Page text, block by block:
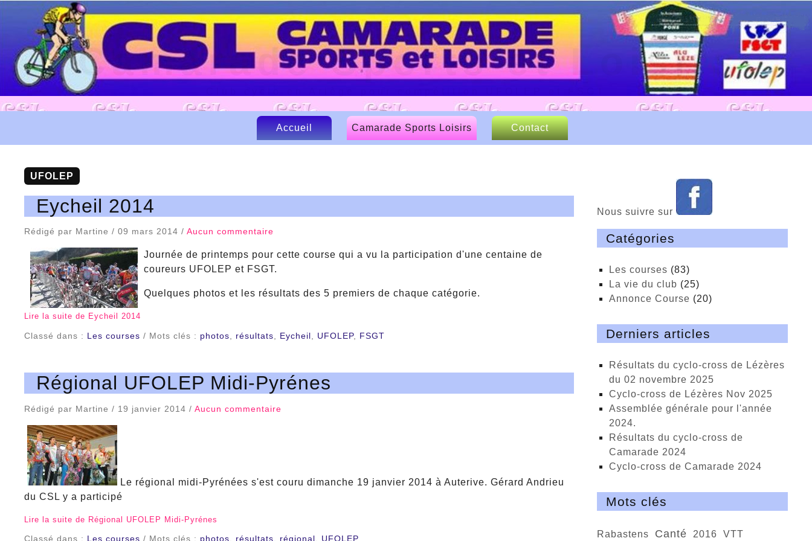
Camarade Sports et Loisirs
Accueil
Camarade Sports Loisirs
Le CSL
Contact
UFOLEP
Eycheil 2014
Rédigé par Martine / 09 mars 2014 / Aucun commentaire
Journée de printemps pour cette course qui a vu la participation d'une centaine de
coureurs UFOLEP et FSGT.
Quelques photos et les résultats des 5 premiers de chaque catégorie.
Lire la suite de Eycheil 2014
Classé dans : Les courses / Mots clés : photos résultats Eycheil UFOLEP, FSGT
Régional UFOLEP Midi-Pyrénes
Rédigé par Martine / 19 janvier 2014 / Aucun commentaire
Le régional midi-Pyrénées s'est couru dimanche 19 janvier 2014 à Auterive. Gérard Andrieu
du CSL y a participé
Lire la suite de Régional UFOLEP Midi-Pyrénes
Classé dans : Les courses / Mots clés : photos, résultats, régional, UFOLEP
Nous suivre sur
Catégories
Les courses (83)
La vie du club (25)
Annonce Course (20)
Derniers articles
Résultats du cyclo-cross de Lézères
du 02 novembre 2025
cyclo-cross de Lézères Nov 2025
Assemblée générale pour l'année
2024.
Résultats du cyclo-cross de
Camarade 2024
Cyclo-cross de Camarade 2024
Mots clés
Rabastens Canté 2016
VTT